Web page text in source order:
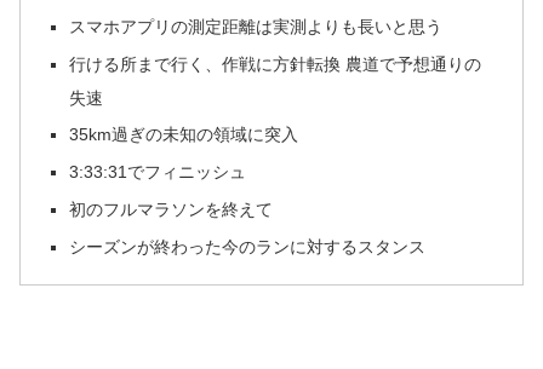
スマホアプリの測定距離は実測よりも長いと思う
行ける所まで行く、作戦に方針転換 農道で予想通りの
失速
35km過ぎの未知の領域に突入
3:33:31でフィニッシュ
初のフルマラソンを終えて
シーズンが終わった今のランに対するスタンス